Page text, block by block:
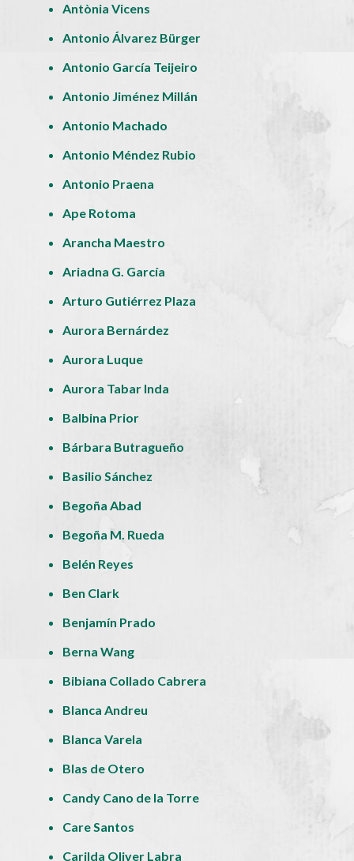
Antònia Vicens
Antonio Álvarez Bürger
Antonio García Teijeiro
Antonio Jiménez Millán
Antonio Machado
Antonio Méndez Rubio
Antonio Praena
Ape Rotoma
Arancha Maestro
Ariadna G. García
Arturo Gutiérrez Plaza
Aurora Bernárdez
Aurora Luque
Aurora Tabar Inda
Balbina Prior
Bárbara Butragueño
Basilio Sánchez
Begoña Abad
Begoña M. Rueda
Belén Reyes
Ben Clark
Benjamín Prado
Berna Wang
Bibiana Collado Cabrera
Blanca Andreu
Blanca Varela
Blas de Otero
Candy Cano de la Torre
Care Santos
Carilda Oliver Labra